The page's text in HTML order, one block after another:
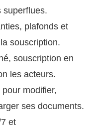
superflues.
plafonds et
souscription.
souscription en
les acteurs.
modifier,
ses documents.
et